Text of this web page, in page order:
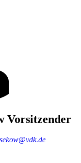
Vorsitzender